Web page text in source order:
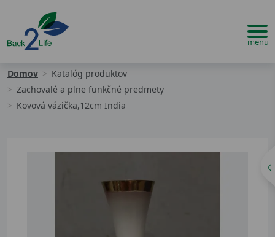
Domov
Katalóg produktov
Zachovalé a plne funkčné predmety
Kovová vázička,12cm India